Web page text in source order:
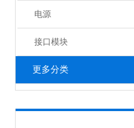
电源
接口模块
更多分类